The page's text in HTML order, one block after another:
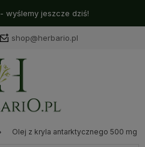
- wyślemy jeszcze dziś!
shop@herbario.pl
Olej z kryla antarktycznego 500 mg -